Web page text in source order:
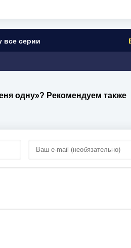
все серии
одну»? Рекомендуем также